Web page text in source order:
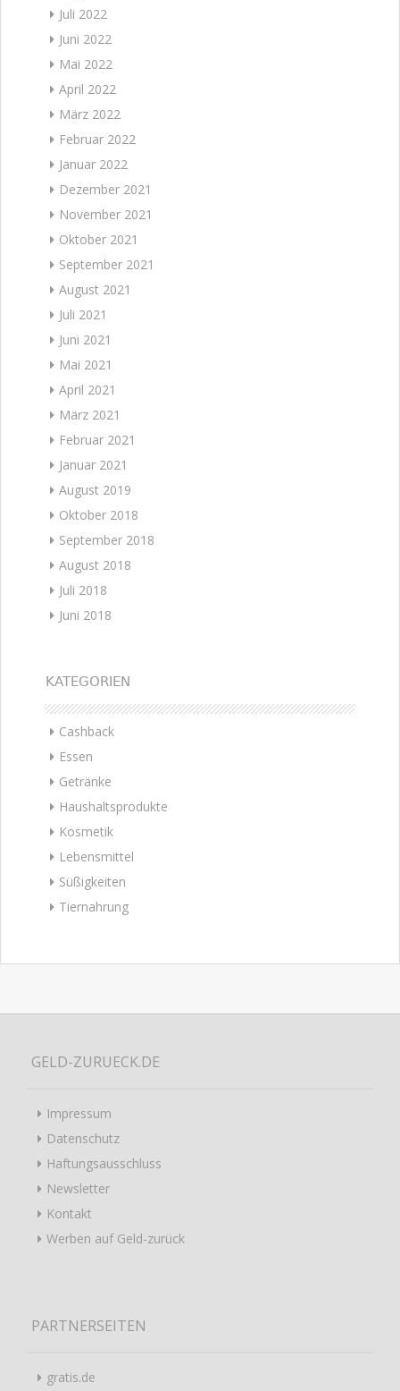
Juli 2022
Juni 2022
Mai 2022
April 2022
März 2022
Februar 2022
Januar 2022
Dezember 2021
November 2021
Oktober 2021
September 2021
August 2021
Juli 2021
Juni 2021
Mai 2021
April 2021
März 2021
Februar 2021
Januar 2021
August 2019
Oktober 2018
September 2018
August 2018
Juli 2018
Juni 2018
KATEGORIEN
Cashback
Essen
Getränke
Haushaltsprodukte
Kosmetik
Lebensmittel
Süßigkeiten
Tiernahrung
GELD-ZURUECK.DE
Impressum
Datenschutz
Haftungsausschluss
Newsletter
Kontakt
Werben auf Geld-zurück
PARTNERSEITEN
gratis.de